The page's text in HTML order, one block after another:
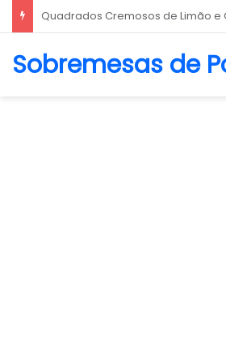
Biscoito Amanteigado
Sobremesas de